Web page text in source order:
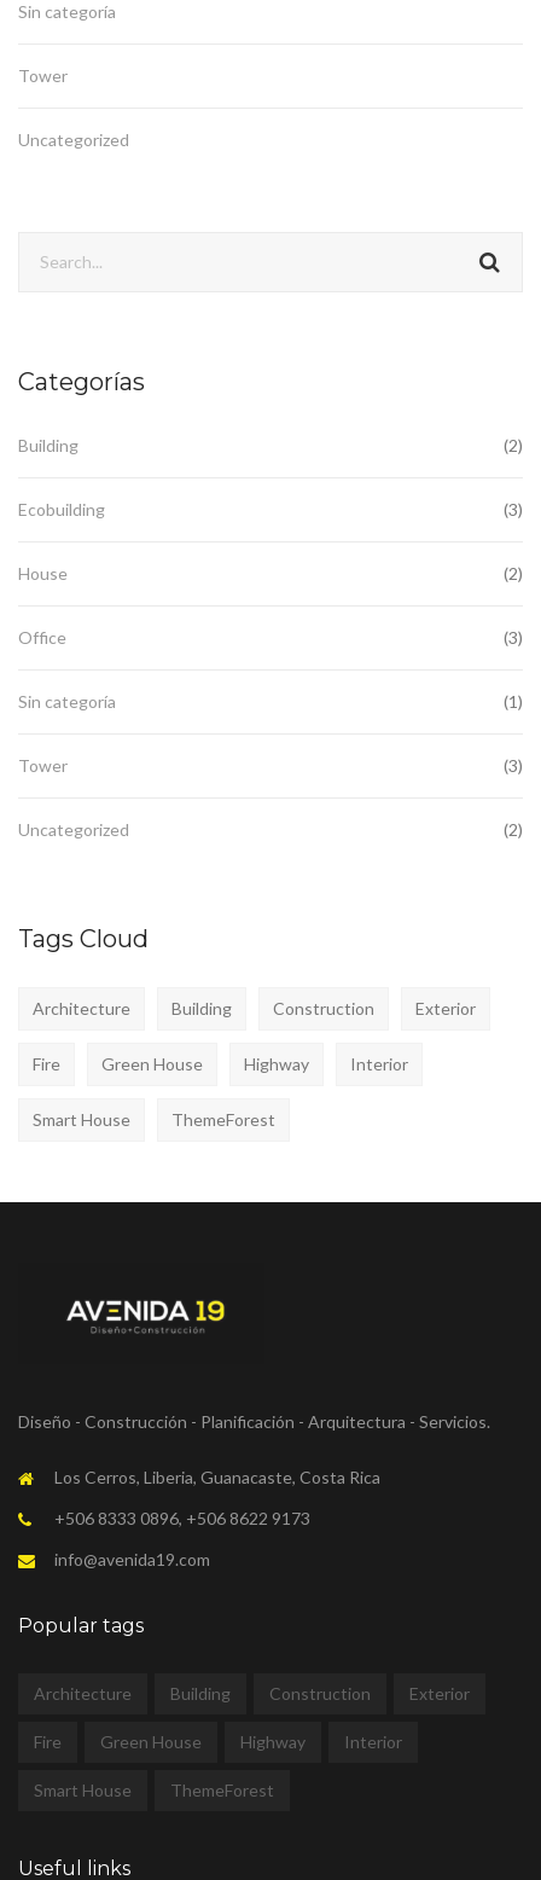
Sin categoría
Tower
Uncategorized
Categorías
Building (2)
Ecobuilding (3)
House (2)
Office (3)
Sin categoría (1)
Tower (3)
Uncategorized (2)
Tags Cloud
Architecture Building Construction Exterior
Fire Green House Highway Interior
Smart House ThemeForest
Diseño - Construcción - Planificación - Arquitectura - Servicios.
Los Cerros, Liberia, Guanacaste, Costa Rica
+506 8333 0896, +506 8622 9173
info@avenida19.com
Popular tags
Architecture Building Construction Exterior
Fire Green House Highway Interior
Smart House ThemeForest
Useful links